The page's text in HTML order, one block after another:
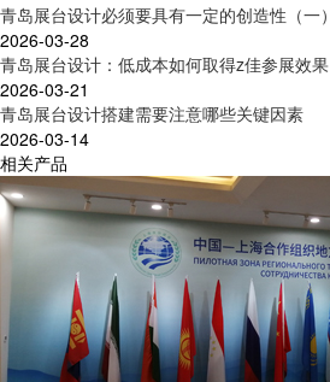
青岛展台设计必须要具有一定的创造性（一）
2026-03-28
青岛展台设计：低成本如何取得z佳参展效果
2026-03-21
青岛展台设计搭建需要注意哪些关键因素
2026-03-14
相关产品